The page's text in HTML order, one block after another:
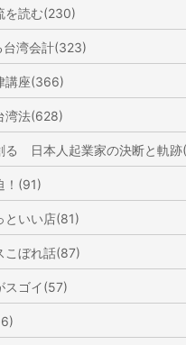
読む(230)
湾会計(323)
講座(366)
湾法(628)
る 日本人起業家の決断と軌跡
！(91)
といい店(81)
こぼれ話(87)
スゴイ(57)